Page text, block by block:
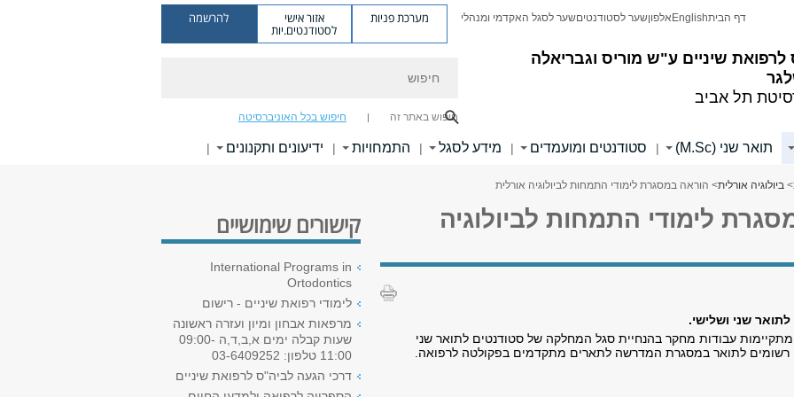
לרפואת שיניים ע"ש מוריס וגבריאלה
תל אביב
דף הביתEnglish אלפוןשער לסטודנטיםשער לסגל האקדמי ומנהלי מערכת פניות אזור אישי
לסטודנטים.יות
להרשמה
חיפוש באתר זה חיפוש בכל האוניברסיטה
תואר שני (M.Sc) | סטודנטים ומועמדים | מידע לסגל | התמחויות | ידיעונים ותקנונים |
> ביולוגיה אורלית> הוראה במסגרת לימודי התמחות לביולוגיה אורלית
לימודי התמחות לביולוגיה
שני ושלישי.
עבודות מחקר בהנחיית סגל המחלקה של סטודנטים לתואר שני
רשומים לתואר במסגרת המדרשה לתארים מתקדמים בפקולטה לרפואה.
קישורים שימושיים
International Programs in
Ortodontics
לימודי רפואת שיניים - רישום
מרפאות אבחון ומיון ועזרה ראשונה
שעות קבלה ימים א,ב,ד,ה 09:00-
11:00 טלפון: 03-6409252
דרכי הגעה לביה"ס לרפואת שיניים